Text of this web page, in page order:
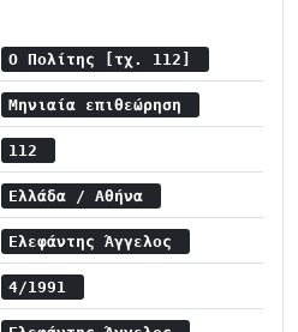
Ο Πολίτης [τχ. 112]
Μηνιαία επιθεώρηση
112
Ελλάδα / Αθήνα
Ελεφάντης Άγγελος
4/1991